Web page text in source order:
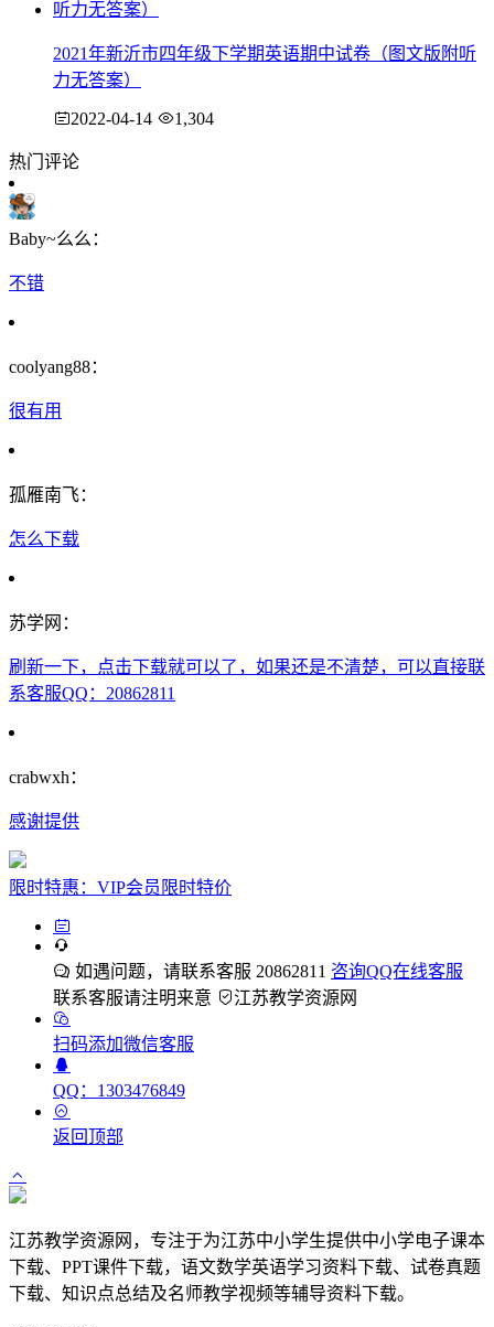
2021年新沂市四年级下学期英语期中试卷（图文版附听
力无答案）
2022-04-14 1,304
热门评论
Baby~么么：
不错
coolyang88：
很有用
孤雁南飞：
怎么下载
苏学网：
刷新一下，点击下载就可以了，如果还是不清楚，可以直接联
系客服QQ：20862811
crabwxh：
感谢提供
限时特惠：VIP会员限时特价
如遇问题，请联系客服 20862811 咨询QQ在线客服
联系客服请注明来意
江苏教学资源网
扫码添加微信客服
QQ：1303476849
返回顶部
江苏教学资源网，专注于为江苏中小学生提供中小学电子课本
下载、PPT课件下载，语文数学英语学习资料下载、试卷真题
下载、知识点总结及名师教学视频等辅导资料下载。